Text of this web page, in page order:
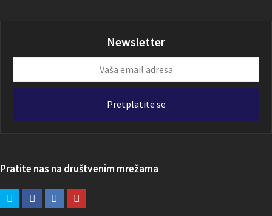
Newsletter
email
Pretplatite se
Pratite nas na društvenim mrežama